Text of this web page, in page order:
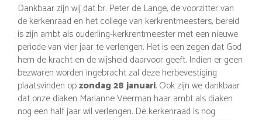
Dankbaar zijn wij dat br. Peter de Lange, de voorzitter van
de kerkenraad en het college van kerkrentmeesters, bereid
is zijn ambt als ouderling-kerkrentmeester met een nieuwe
periode van vier jaar te verlengen. Het is een zegen dat God
hem de kracht en de wijsheid daarvoor geeft. Indien er geen
bezwaren worden ingebracht zal deze herbevestiging
plaatsvinden opzondag 28 januari. Ook zijn we dankbaar
dat onze diaken Marianne Veerman haar ambt als diaken
nog een half jaar wil verlengen. De kerkenraad is nog